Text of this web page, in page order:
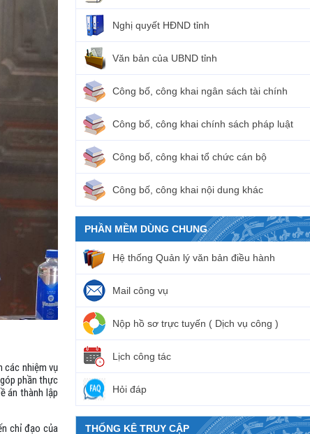
các nhiệm vụ
phần thực
án thành lập
chỉ đạo của
Nghị quyết HĐND tỉnh
Văn bản của UBND tỉnh
Công bố, công khai ngân sách tài chính
Công bố, công khai chính sách pháp luật
Công bố, công khai tổ chức cán bộ
Công bố, công khai nội dung khác
PHẦN MỀM DÙNG CHUNG
Hệ thống Quản lý văn bản điều hành
Mail công vụ
Nộp hồ sơ trực tuyến ( Dịch vụ công )
Lịch công tác
Hỏi đáp
THỐNG KÊ TRUY CẬP